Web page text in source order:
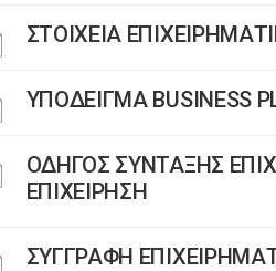
ΣΤΟΙΧΕΙΑ
ΥΠΟΔΕΙΓΜΑ BUSINESS
ΟΔΗΓΟΣ ΣΥΝΤΑΞΗΣ
ΕΠΙΧΕΙΡΗΣΗ
ΣΥΓΓΡΑΦΗ